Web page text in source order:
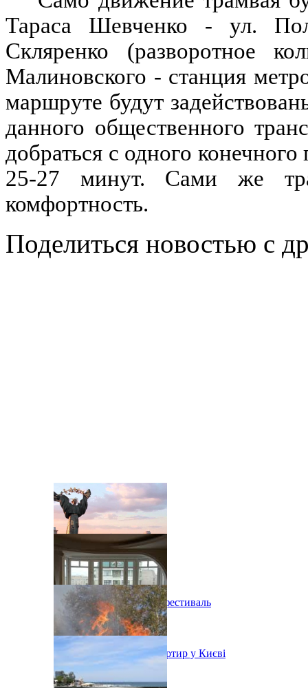
Тараса Шевченко - ул.
Скляренко (разворотное
Малиновского - станция
маршруте будут
данного общественного
добраться с одного
25-27 минут. Сами же
комфортность.
Поделиться новостью с
В Киеве состоится эко-фестиваль
Ситуація з орендою квартир у Києві